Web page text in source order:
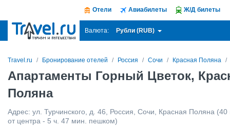
Отели Авиабилеты Ж/Д билеты
Валюта: Рубли (RUB)
Travel.ru Бронирование отелей Россия Сочи Красная Поляна
Апартаменты Горный Цветок,
Поляна
Адрес: ул. Турчинского, д. 46 Россия Сочи Красная Поляна (40
от центра - 5 ч. 47 мин. пешком)